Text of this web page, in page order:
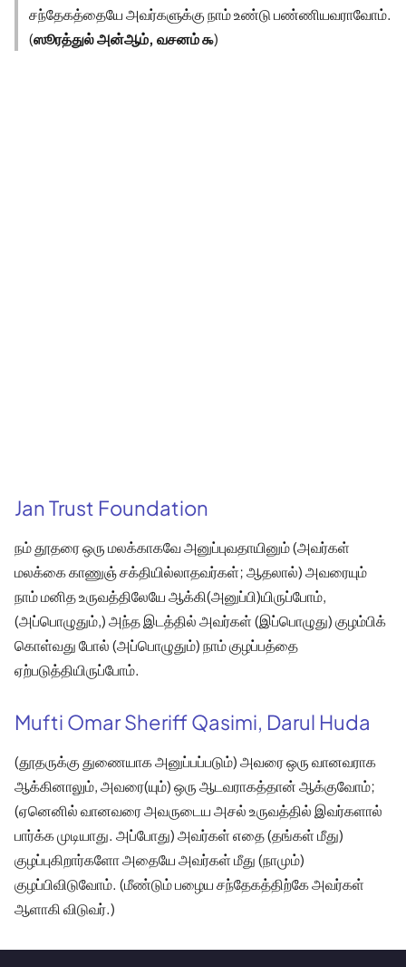
சந்தேகத்தையே அவர்களுக்கு நாம் உண்டு பண்ணியவராவோம்.
(ஸூரத்துல் அன்ஆம், வசனம் ௯)
Jan Trust Foundation
நம் தூதரை ஒரு மலக்காகவே அனுப்புவதாயினும் (அவர்கள்
மலக்கை காணுஞ் சக்தியில்லாதவர்கள்; ஆதலால்) அவரையும்
நாம் மனித உருவத்திலேயே ஆக்கி(அனுப்பி)யிருப்போம்,
(அப்பொழுதும்,) அந்த இடத்தில் அவர்கள் (இப்பொழுது) குழம்பிக்
கொள்வது போல் (அப்பொழுதும்) நாம் குழப்பத்தை
ஏற்படுத்தியிருப்போம்.
Mufti Omar Sheriff Qasimi, Darul Huda
(தூதருக்கு துணையாக அனுப்பப்படும்) அவரை ஒரு வானவராக
ஆக்கினாலும், அவரை(யும்) ஒரு ஆடவராகத்தான் ஆக்குவோம்;
(ஏனெனில் வானவரை அவருடைய அசல் உருவத்தில் இவர்களால்
பார்க்க முடியாது. அப்போது) அவர்கள் எதை (தங்கள் மீது)
குழப்புகிறார்களோ அதையே அவர்கள் மீது (நாமும்)
குழப்பிவிடுவோம். (மீண்டும் பழைய சந்தேகத்திற்கே அவர்கள்
ஆளாகி விடுவர்.)